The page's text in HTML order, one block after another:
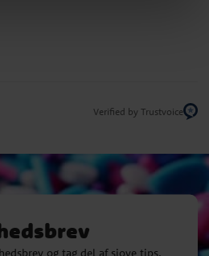
Verified by Trustvoice
og tag del af sjove tips,